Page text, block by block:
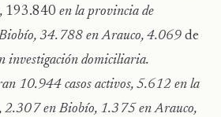
193.840 en la provincia de
34.788 en Arauco, 4.069 de
investigación domiciliaria.
10.944 casos activos, 5.612 en la
2.307 en Biobío, 1.375 en Arauco,